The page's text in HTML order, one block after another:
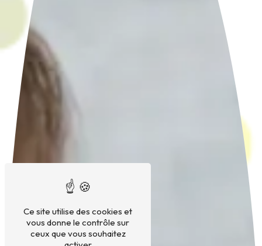
Ce site utilise des cookies et
vous donne le contrôle sur
ceux que vous souhaitez